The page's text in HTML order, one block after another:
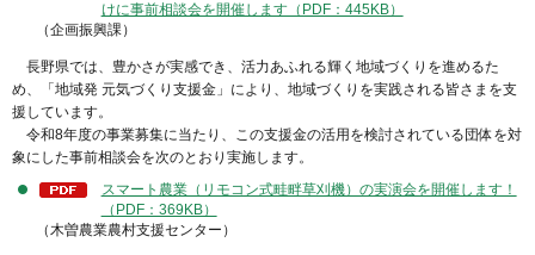
けに事前相談会を開催します（PDF：445KB）
（企画振興課）
長野県では、豊かさが実感でき、活力あふれる輝く地域づくりを進めるた
め、「地域発 元気づくり支援金」により、地域づくりを実践される皆さまを支
援しています。
令和8年度の事業募集に当たり、この支援金の活用を検討されている団体を対
象にした事前相談会を次のとおり実施します。
スマート農業（リモコン式畦畔草刈機）の実演会を開催します！
（PDF：369KB）
（木曽農業農村支援センター）